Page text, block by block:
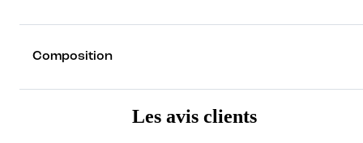
Composition
Les avis clients